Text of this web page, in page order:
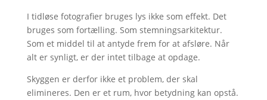
I tidløse fotografier bruges lys ikke som effekt. Det
bruges som fortælling. Som stemningsarkitektur.
Som et middel til at antyde frem for at afsløre. Når
alt er synligt, er der intet tilbage at opdage.
Skyggen er derfor ikke et problem, der skal
elimineres. Den er et rum, hvor betydning kan opstå.